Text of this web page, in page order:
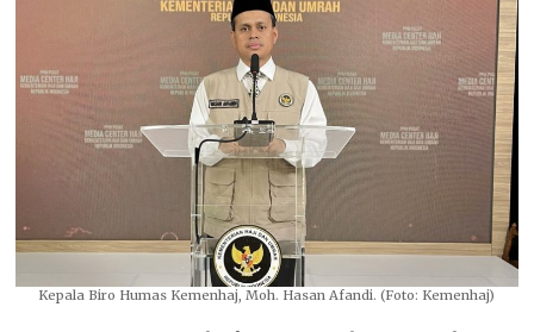
Kepala Biro Humas Kemenhaj, Moh. Hasan Afandi. (Foto: Kemenhaj)